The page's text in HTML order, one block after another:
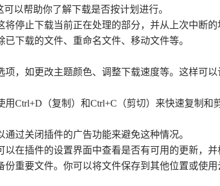
以帮助你了解下载是否按计划进行。
停止下载当前正在处理的部分，并从上次中断的
下载的文件、重命名文件、移动文件等。
，如更改主题颜色、调整下载速度等。这样可
Ctrl+D（复制）和Ctrl+C（剪切）来快速复制和
过关闭插件的广告功能来避免这种情况。
在插件的设置界面中查看是否有可用的更新，并
重要文件。你可以将文件保存到其他位置或使